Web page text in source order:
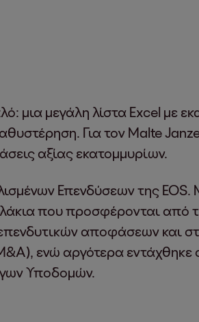
μια μεγάλη λίστα Excel με
Για τον Malte
αξίας εκατομμυρίων.
Επενδύσεων της
που προσφέρονται
αποφάσεων και
ενώ αργότερα εντάχθηκε
Υποδομών.